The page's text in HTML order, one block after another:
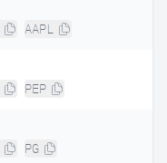
AAPL
PEP
PG